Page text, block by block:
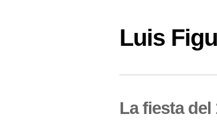
Luis
La fiesta